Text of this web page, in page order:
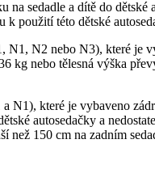
na sedadle a dítě do
k použití této dětské
N1, N2 nebo N3), které je
kg nebo tělesná výška
N1), které je vybaveno
autosedačky a
než 150 cm na zadním